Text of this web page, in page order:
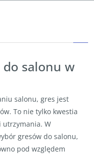
salonu w
salonu, gres jest
To nie tylko kwestia
utrzymania. W
gresów do salonu,
pod względem